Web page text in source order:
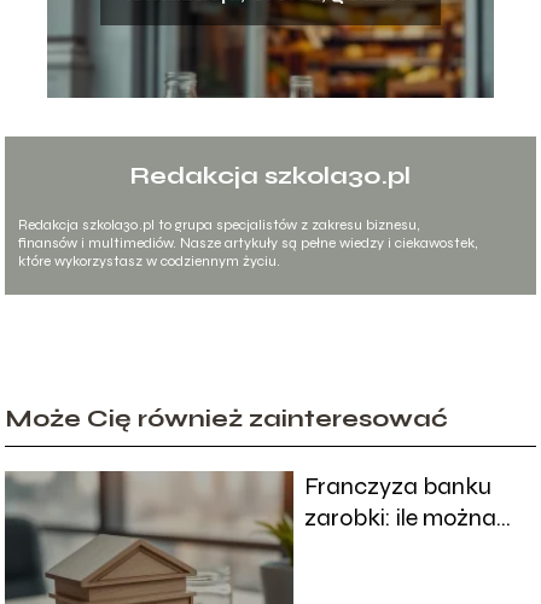
otwarcia
Redakcja szkola30.pl
Redakcja szkola30.pl to grupa specjalistów z zakresu biznesu,
finansów i multimediów. Nasze artykuły są pełne wiedzy i ciekawostek,
które wykorzystasz w codziennym życiu.
Może Cię również zainteresować
Franczyza banku
zarobki: ile można